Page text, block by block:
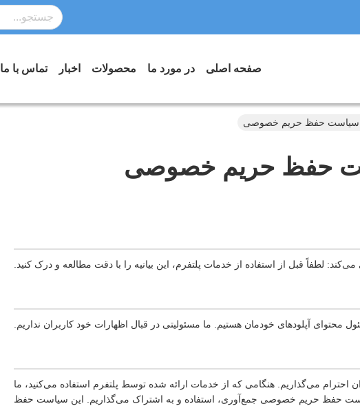
صفحه اصلی در مورد ما محصولات اخبار تماس با ما
حفظ حریم خصوصی
می‌کند: لطفاً قبل از استفاده از خدمات پلتفرم، این بیانیه را با دقت مطالعه و درک کنید.
محتوای آپلودهای خودمان هستیم. ما مسئولیتی در قبال اظهارات خود کاربران نداریم.
می‌گذاریم. هنگامی که از خدمات ارائه شده توسط پلتفرم استفاده می‌کنید، ما
حفظ حریم خصوصی جمع‌آوری، استفاده و به اشتراک می‌گذاریم. این سیاست حفظ